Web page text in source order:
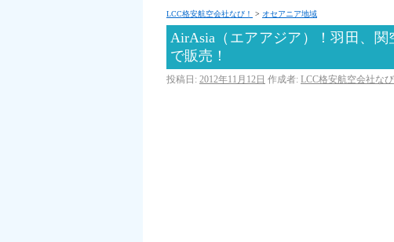
LCC格安航空会社なび！ > オセアニア地域
AirAsia（エアアジア）！羽田、
で販売！
投稿日: 2012年11月12日 作成者: LCC格安航空会社な